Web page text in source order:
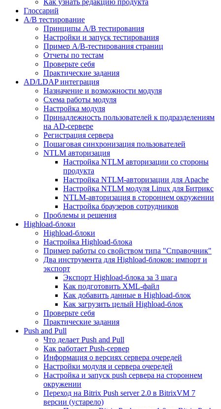
Как узнать редакцию продукта
Глоссарий
A/B тестирование
Принципы A/B тестирования
Настройки и запуск тестирования
Пример A/B-тестирования страниц
Отчеты по тестам
Проверьте себя
Практические задания
AD/LDAP интеграция
Назначение и возможности модуля
Схема работы модуля
Настройка модуля
Принадлежность пользователей к подразделениям
на AD-сервере
Регистрация сервера
Пошаговая синхронизация пользователей
NTLM авторизация
Настройка NTLM авторизации со стороны
продукта
Настройка NTLM-авторизации для Apache
Настройка NTLM модуля Linux для Битрикс
NTLM-авторизация в стороннем окружении
Настройка браузеров сотрудников
Проблемы и решения
Highload-блоки
Highload-блоки
Настройка Highload-блока
Пример работы со свойством типа "Справочник"
Два инструмента для Highload-блоков: импорт и
экспорт
Экспорт Highload-блока за 3 шага
Как подготовить XML-файл
Как добавить данные в Highload-блок
Как загрузить целый Highload-блок
Проверьте себя
Практические задания
Push and Pull
Что делает Push and Pull
Как работает Push-сервер
Информация о версиях сервера очередей
Настройки модуля и сервера очередей
Настройка и запуск push сервера на стороннем
окружении
Переход на Bitrix Push server 2.0 в BitrixVM 7
версии (устарело)